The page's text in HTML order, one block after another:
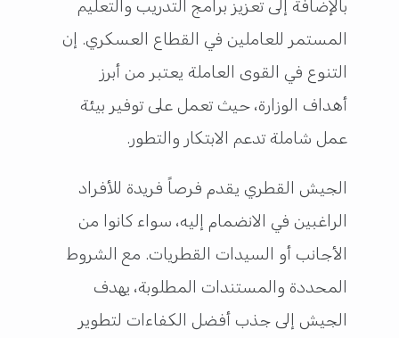
بالإضافة إلى تعزيز برامج التدريب والتعليم
المستمر للعاملين في القطاع العسكري. إن
التنوع في القوى العاملة يعتبر من أبرز
أهداف الوزارة، حيث تعمل على توفير بيئة
عمل شاملة تدعم الابتكار والتطور.
الجيش القطري يقدم فرصاً فريدة للأفراد
الراغبين في الانضمام إليه، سواء كانوا من
الأجانب أو السيدات القطريات. مع الشروط
المحددة والمستندات المطلوبة، يهدف
الجيش إلى جذب أفضل الكفاءات لتطوير